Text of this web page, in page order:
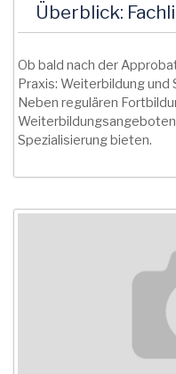
Überblick:
Ob bald nach der
Praxis: Weiterbildung
Neben regulären
Spezialisierung bieten.